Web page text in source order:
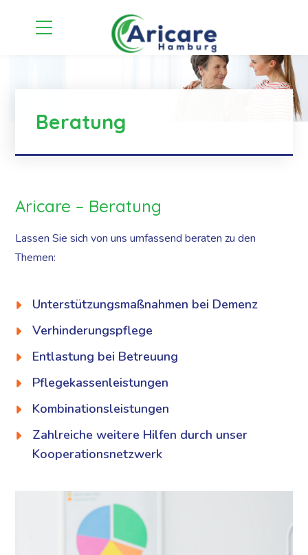
Beratung
Aricare – Beratung
Lassen Sie sich von uns umfassend beraten zu den
Themen:
Unterstützungsmaßnahmen bei Demenz
Verhinderungspflege
Entlastung bei Betreuung
Pflegekassenleistungen
Kombinationsleistungen
Zahlreiche weitere Hilfen durch unser
Kooperationsnetzwerk